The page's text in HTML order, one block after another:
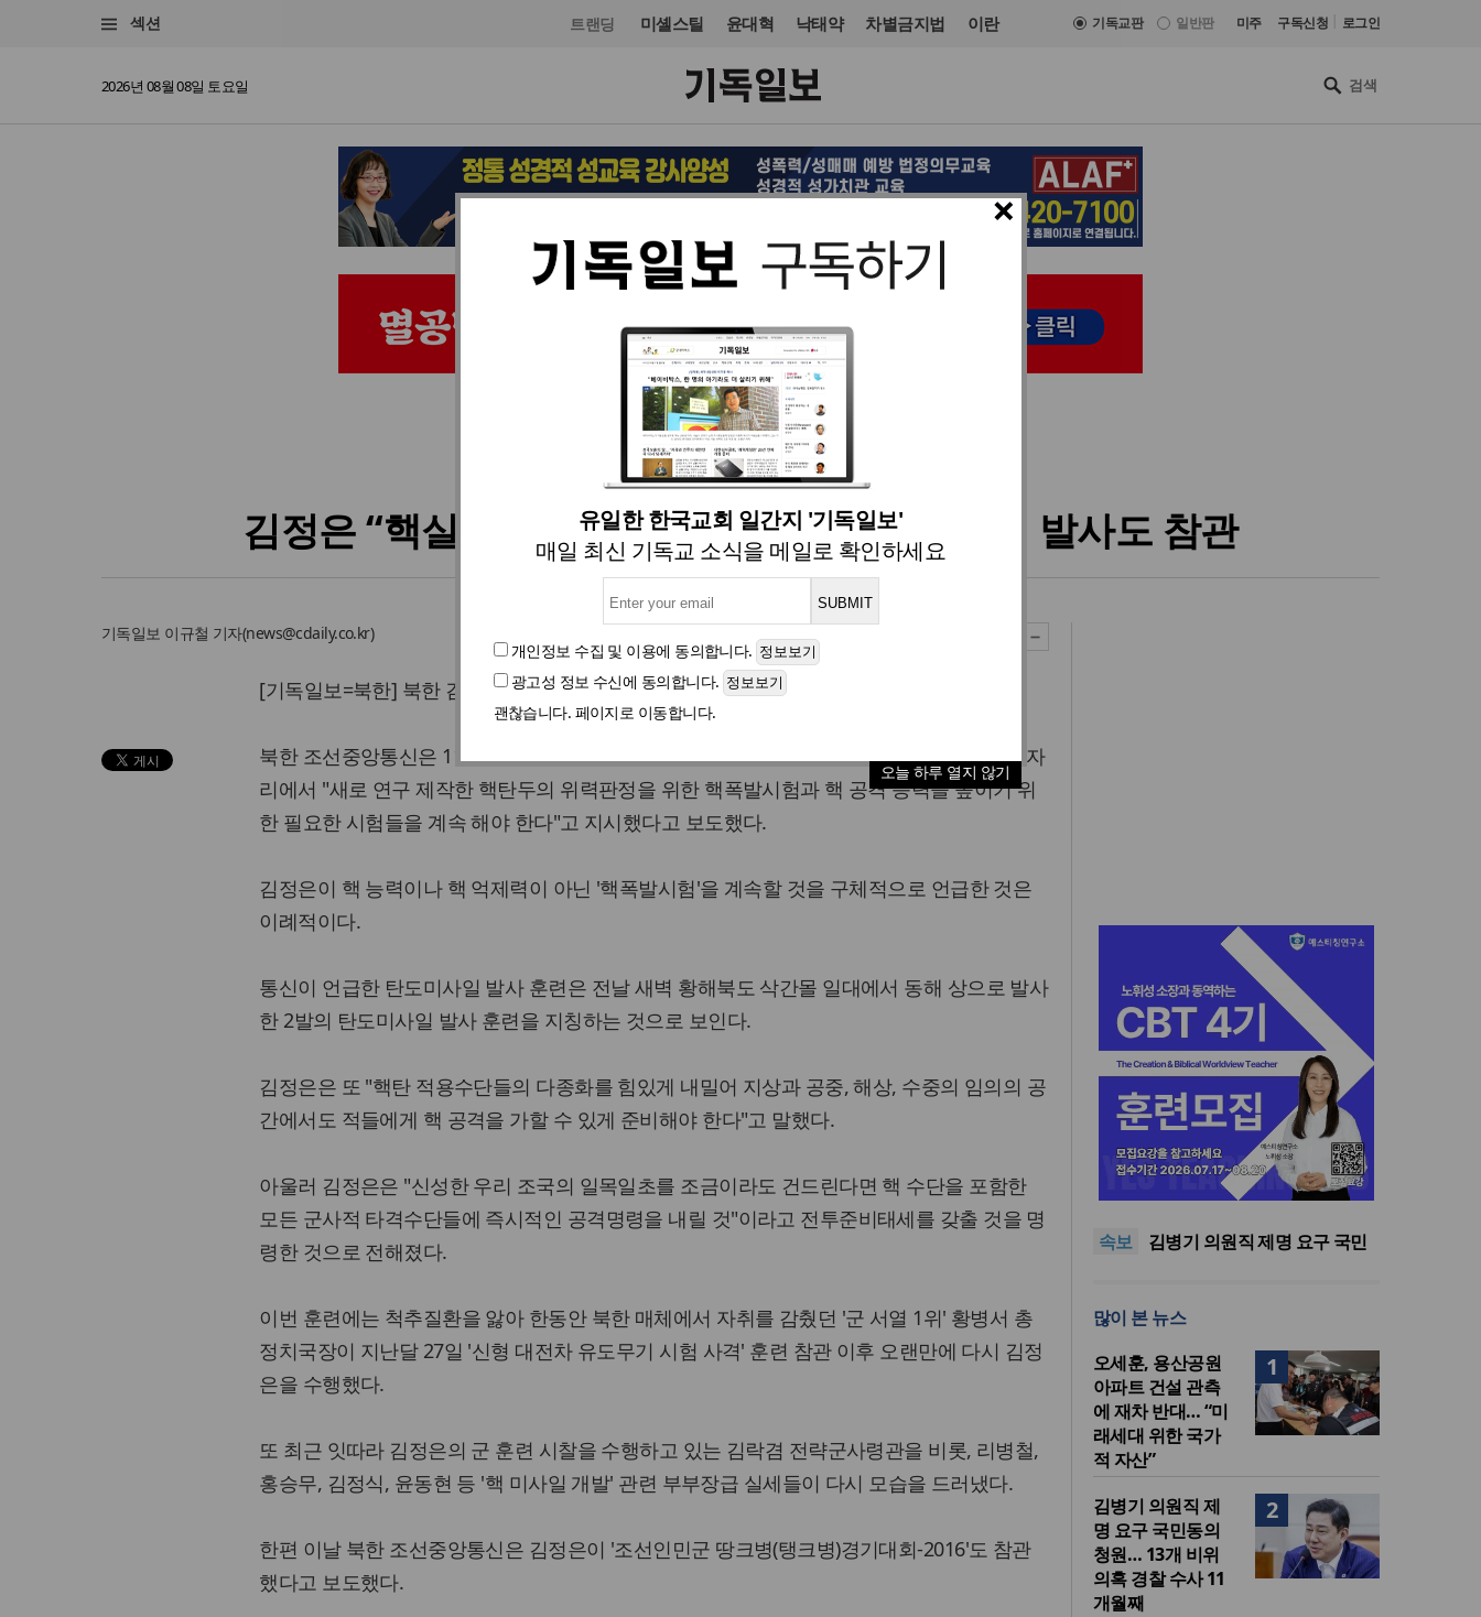
섹션 트랜딩 미셸스틸 윤대혁 낙태약 차별금지법 이란 기독교판 일반판 미주 구독신청 로그인
2026년 08월 08일 토요일
×
유일한 한국교회 일간지 '기독일보'
매일 최신 기독교 소식을 메일로 확인하세요
개인정보 수집 및 이용에 동의합니다.
광고성 정보 수신에 동의합니다.
괜찮습니다. 페이지로 이동합니다.
오늘 하루 열지 않기
북한·통일 입력 2016. 03. 11 11:05
김정은 “핵실험 계속하라” 노골적 지시…미사일 발사도 참관
기독일보 이규철 기자(news@cdaily.co.kr)
[기독일보=북한] 북한 김정은이 "핵실험을 계속하라"고 노골적으로 지시하고 나섰다.
북한 조선중앙통신은 11일 김정은 국방위원회 제1위원장이 탄도미사일 발사훈련을 참관한 자
리에서 "새로 연구 제작한 핵탄두의 위력판정을 위한 핵폭발시험과 핵 공격 능력을 높이기 위
한 필요한 시험들을 계속 해야 한다"고 지시했다고 보도했다.
김정은이 핵 능력이나 핵 억제력이 아닌 '핵폭발시험'을 계속할 것을 구체적으로 언급한 것은
이례적이다.
통신이 언급한 탄도미사일 발사 훈련은 전날 새벽 황해북도 삭간몰 일대에서 동해 상으로 발사
한 2발의 탄도미사일 발사 훈련을 지칭하는 것으로 보인다.
김정은은 또 "핵탄 적용수단들의 다종화를 힘있게 내밀어 지상과 공중, 해상, 수중의 임의의 공
간에서도 적들에게 핵 공격을 가할 수 있게 준비해야 한다"고 말했다.
아울러 김정은은 "신성한 우리 조국의 일목일초를 조금이라도 건드린다면 핵 수단을 포함한
모든 군사적 타격수단들에 즉시적인 공격명령을 내릴 것"이라고 전투준비태세를 갖출 것을 명
령한 것으로 전해졌다.
이번 훈련에는 척추질환을 앓아 한동안 북한 매체에서 자취를 감췄던 '군 서열 1위' 황병서 총
정치국장이 지난달 27일 '신형 대전차 유도무기 시험 사격' 훈련 참관 이후 오랜만에 다시 김정
은을 수행했다.
또 최근 잇따라 김정은의 군 훈련 시찰을 수행하고 있는 김락겸 전략군사령관을 비롯, 리병철,
홍승무, 김정식, 윤동현 등 '핵 미사일 개발' 관련 부부장급 실세들이 다시 모습을 드러냈다.
한편 이날 북한 조선중앙통신은 김정은이 '조선인민군 땅크병(탱크병)경기대회-2016'도 참관
했다고 보도했다.
속보
기감 이대위, 감신대 도서관에
퀴어서적 ‘별도 부스’ 마련 조치
2026년 상반기 탈북민 입국 63
소
라’ 일부 활동 중단… “중대한 사
김병기 의원직 제명 요구 국민
위한 국가적 자산”
퀴어서적 ‘별도 부스’ 마련 조치
2026년 상반기 탈북민 입국 63
명… 전년 동기 대비 34.4% 감
소
많이 본 뉴스
1
오세훈, 용산공원
아파트 건설 관측
에 재차 반대… “미
래세대 위한 국가
적 자산”
2
김병기 의원직 제
명 요구 국민동의
청원… 13개 비위
의혹 경찰 수사 11
개월째